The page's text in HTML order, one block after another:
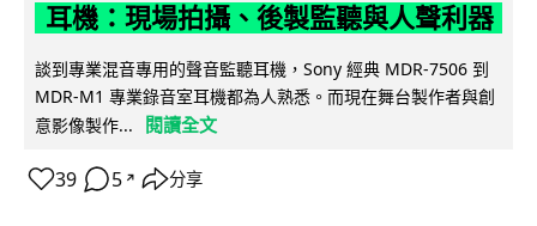
耳機：現場拍攝、後製監聽與人聲利器
談到專業混音專用的聲音監聽耳機，Sony 經典 MDR-7506 到
MDR-M1 專業錄音室耳機都為人熟悉。而現在舞台製作者與創
意影像製作...
閱讀全文
39 5 ↗ 分享